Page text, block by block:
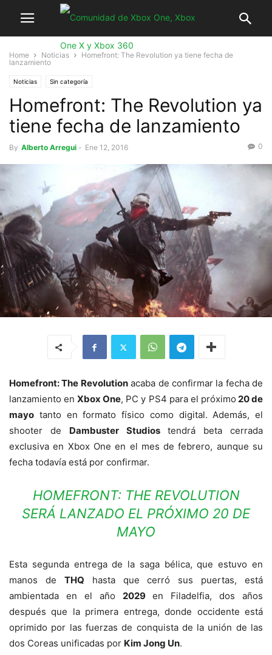
Home Noticias
Homefront: The Revolution ya tiene fecha de
lanzamiento
Noticias Sin categoría
Homefront: The Revolution ya
tiene fecha de lanzamiento
By Alberto Arregui - Ene 12, 2016 0
Homefront: The Revolutionacaba de confirmar la fecha de
lanzamiento enXbox One, PC y PS4 para el próximo 20 de
mayo tanto en formato físico como digital. Además, el
shooter de Dambuster Studiostendrá beta cerrada
exclusiva en Xbox One en el mes de febrero, aunque su
fecha todavía está por confirmar.
HOMEFRONT: THE REVOLUTION
SERÁ LANZADO EL PRÓXIMO 20 DE
MAYO
Esta segunda entrega de la saga bélica, que estuvo en
manos de THQ hasta que cerró sus puertas, está
ambientada en el año 2029en Filadelfia, dos años
después que la primera entrega, donde occidente está
oprimido por las fuerzas de conquista de la unión de las
dos Coreas unificadas por Kim Jong Un.